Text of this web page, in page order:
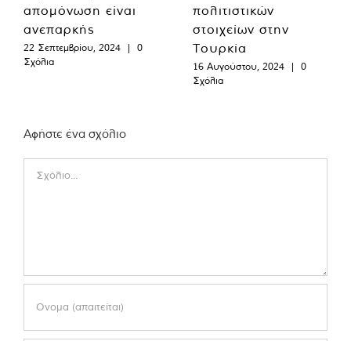
απομόνωση είναι
ανεπαρκής
22 Σεπτεμβρίου, 2024 |
0
Σχόλια
πολιτιστικών
στοιχείων στην
Τουρκία
16 Αυγούστου, 2024 |
0
Σχόλια
Αφήστε ένα σχόλιο